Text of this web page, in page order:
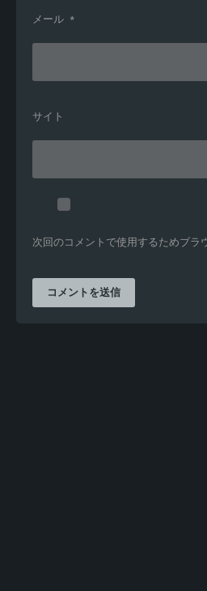
メール *
サイト
次回のコメントで使用するためブラ